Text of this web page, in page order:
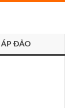
ÁP ĐẢO